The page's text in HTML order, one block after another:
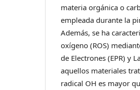
materia orgánica o
empleada durante la
Además, se ha
oxígeno (ROS)
de Electrones (EPR) y
aquellos materiales
radical OH es mayor